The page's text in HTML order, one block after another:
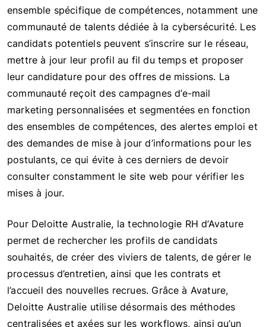
ensemble spécifique de compétences, notamment une
communauté de talents dédiée à la cybersécurité. Les
candidats potentiels peuvent s’inscrire sur le réseau,
mettre à jour leur profil au fil du temps et proposer
leur candidature pour des offres de missions. La
communauté reçoit des campagnes d’e-mail
marketing personnalisées et segmentées en fonction
des ensembles de compétences, des alertes emploi et
des demandes de mise à jour d’informations pour les
postulants, ce qui évite à ces derniers de devoir
consulter constamment le site web pour vérifier les
mises à jour.
Pour Deloitte Australie, la technologie RH d’Avature
permet de rechercher les profils de candidats
souhaités, de créer des viviers de talents, de gérer le
processus d’entretien, ainsi que les contrats et
l’accueil des nouvelles recrues. Grâce à Avature,
Deloitte Australie utilise désormais des méthodes
centralisées et axées sur les workflows, ainsi qu’un